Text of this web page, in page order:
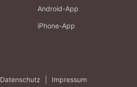
Android-App
iPhone-App
Datenschutz Impressum